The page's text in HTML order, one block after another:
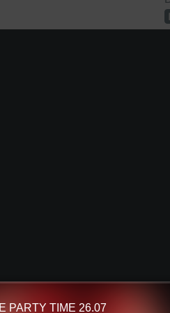
PARTY TIME 26.07